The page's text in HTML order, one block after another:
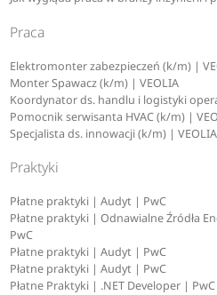
Praca
Elektromonter zabezpieczeń (k/m) |
Monter Spawacz (k/m) | VEOLIA
Koordynator ds. handlu i logistyki
Pomocnik serwisanta HVAC (k/m) |
Specjalista ds. innowacji (k/m) | VEOLIA
Praktyki
Płatne praktyki | Audyt | PwC
Płatne praktyki | Odnawialne Źródła
PwC
Płatne praktyki | Audyt | PwC
Płatne praktyki | Audyt | PwC
Płatne Praktyki | .NET Developer | PwC